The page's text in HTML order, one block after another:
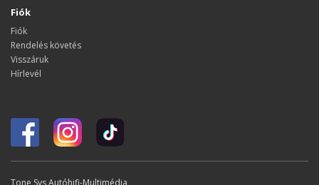
Fiók
Fiók
Rendelés követés
Visszáruk
Hírlevél